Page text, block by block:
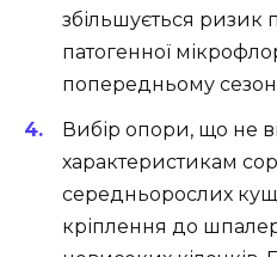
збільшується ризик
патогенної
попередньому
Вибір опори, що не
характеристикам
середньорослих
кріплення до